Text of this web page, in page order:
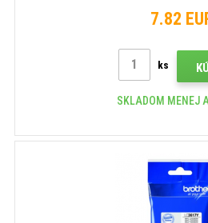
7.82
ks
SKLADOM MENEJ